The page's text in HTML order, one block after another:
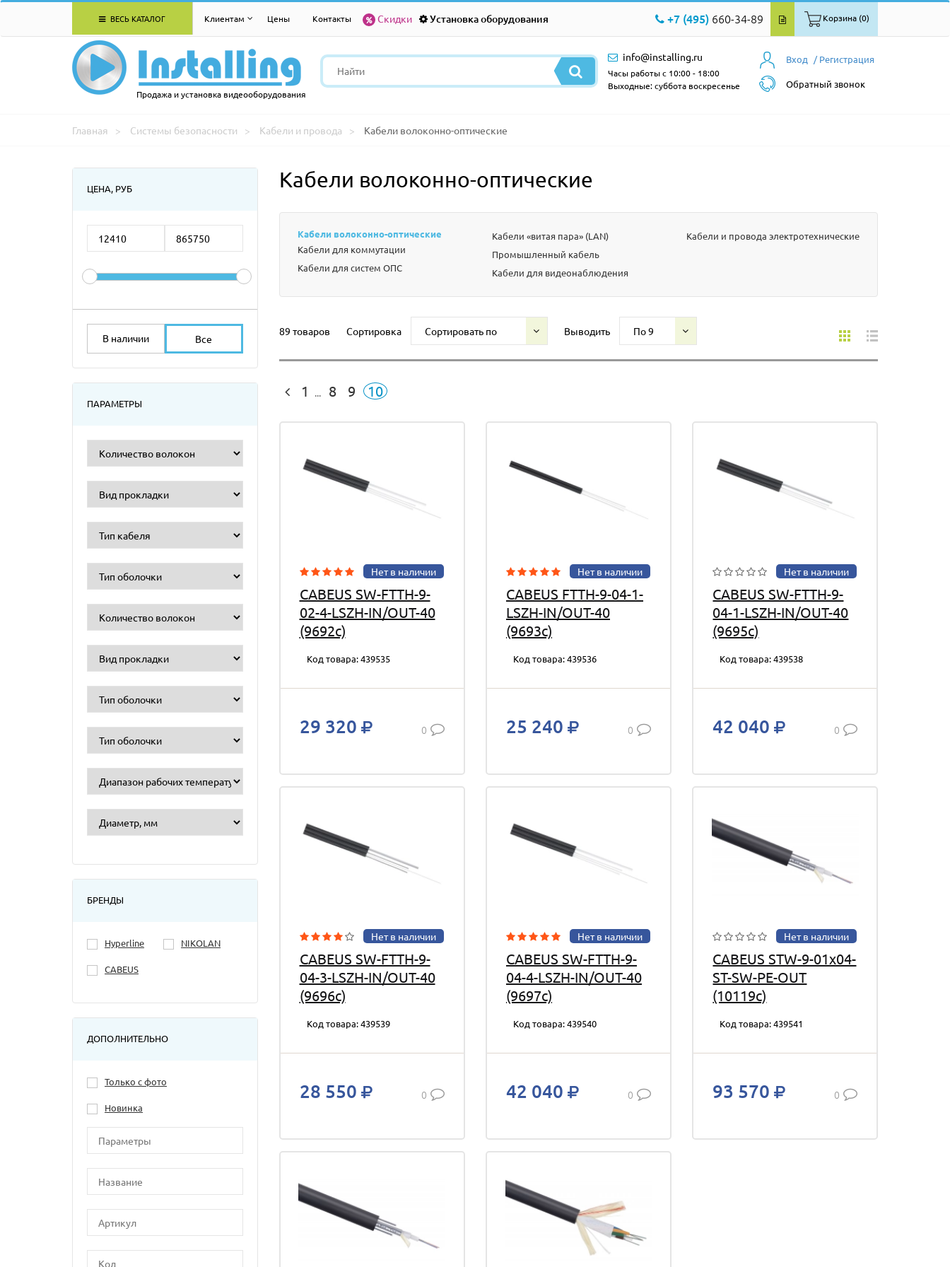
ВЕСЬ КАТАЛОГ Клиентам Цены Контакты Скидки Установка оборудования +7 (495) 660-34-89 Корзина (0)
Продажа и установка видеооборудования
Вход / Регистрация
Обратный звонок
info@installing.ru
Часы работы с 10:00 - 18:00
Выходные: суббота воскресенье
Главная Системы безопасности Кабели и провода Кабели волоконно-оптические
ЦЕНА, РУБ
В наличии Все
ПАРАМЕТРЫ
БРЕНДЫ
Hyperline NIKOLAN
CABEUS
ДОПОЛНИТЕЛЬНО
Только с фото
Новинка
Кабели волоконно-оптические
Кабели волоконно-оптические
Кабели для коммутации
Кабели для систем ОПС
Кабели «витая пара» (LAN)
Промышленный кабель
Кабели для видеонаблюдения
Кабели и провода электротехнические
89 товаров Сортировка Сортировать по Выводить По 9
1 ... 8 9 10
Нет в наличии
CABEUS SW-FTTH-9-
02-4-LSZH-IN/OUT-40
(9692c)
Код товара: 439535
29 320 0
Нет в наличии
CABEUS FTTH-9-04-1-
LSZH-IN/OUT-40
(9693c)
Код товара: 439536
25 240 0
Нет в наличии
CABEUS SW-FTTH-9-
04-1-LSZH-IN/OUT-40
(9695c)
Код товара: 439538
42 040 0
Нет в наличии
CABEUS SW-FTTH-9-
04-3-LSZH-IN/OUT-40
(9696c)
Код товара: 439539
28 550 0
Нет в наличии
CABEUS SW-FTTH-9-
04-4-LSZH-IN/OUT-40
(9697c)
Код товара: 439540
42 040 0
Нет в наличии
CABEUS STW-9-01x04-
ST-SW-PE-OUT
(10119c)
Код товара: 439541
93 570 0